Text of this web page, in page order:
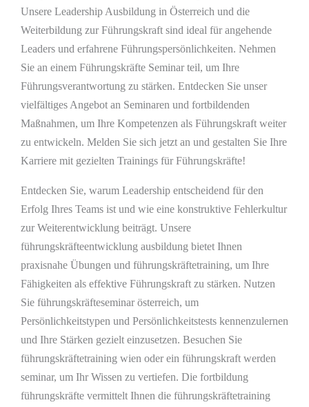
Unsere Leadership Ausbildung in Österreich und die
Weiterbildung zur Führungskraft sind ideal für angehende
Leaders und erfahrene Führungspersönlichkeiten. Nehmen
Sie an einem Führungskräfte Seminar teil, um Ihre
Führungsverantwortung zu stärken. Entdecken Sie unser
vielfältiges Angebot an Seminaren und fortbildenden
Maßnahmen, um Ihre Kompetenzen als Führungskraft weiter
zu entwickeln. Melden Sie sich jetzt an und gestalten Sie Ihre
Karriere mit gezielten Trainings für Führungskräfte!
Entdecken Sie, warum Leadership entscheidend für den
Erfolg Ihres Teams ist und wie eine konstruktive Fehlerkultur
zur Weiterentwicklung beiträgt. Unsere
führungskräfteentwicklung ausbildung bietet Ihnen
praxisnahe Übungen und führungskräftetraining, um Ihre
Fähigkeiten als effektive Führungskraft zu stärken. Nutzen
Sie führungskräfteseminar österreich, um
Persönlichkeitstypen und Persönlichkeitstests kennenzulernen
und Ihre Stärken gezielt einzusetzen. Besuchen Sie
führungskräftetraining wien oder ein führungskraft werden
seminar, um Ihr Wissen zu vertiefen. Die fortbildung
führungskräfte vermittelt Ihnen die führungskräftetraining